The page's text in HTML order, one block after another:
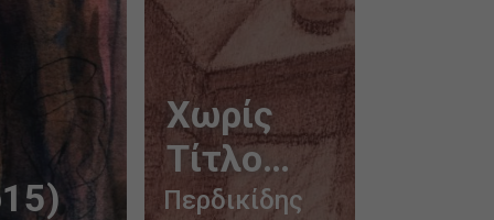
Χωρίς
Τίτλο
(Νο14)
Περδικίδης